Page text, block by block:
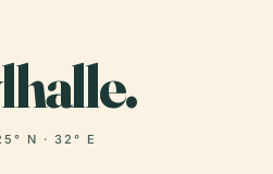
N · 32° E